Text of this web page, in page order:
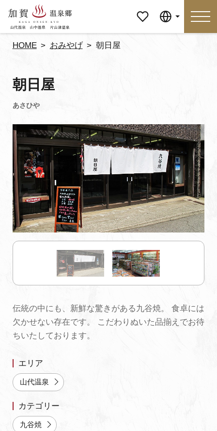
ージ
特集
見どころ 食べる
おみやげ イベント
泊まる アクセス
マイページ
初めての加賀温泉郷
加賀に泊まって！北陸巡り♪
ご当地グルメ
加賀 旅先納税
FAQ
パンフレットダウンロード
HOME おみやげ 朝日屋
朝日屋
伝統の中にも、新鮮な驚きがある九谷焼。 食卓には
欠かせない存在です。 こだわりぬいた品揃えでお待
ちいたしております。
エリア
山代温泉
カテゴリー
九谷焼